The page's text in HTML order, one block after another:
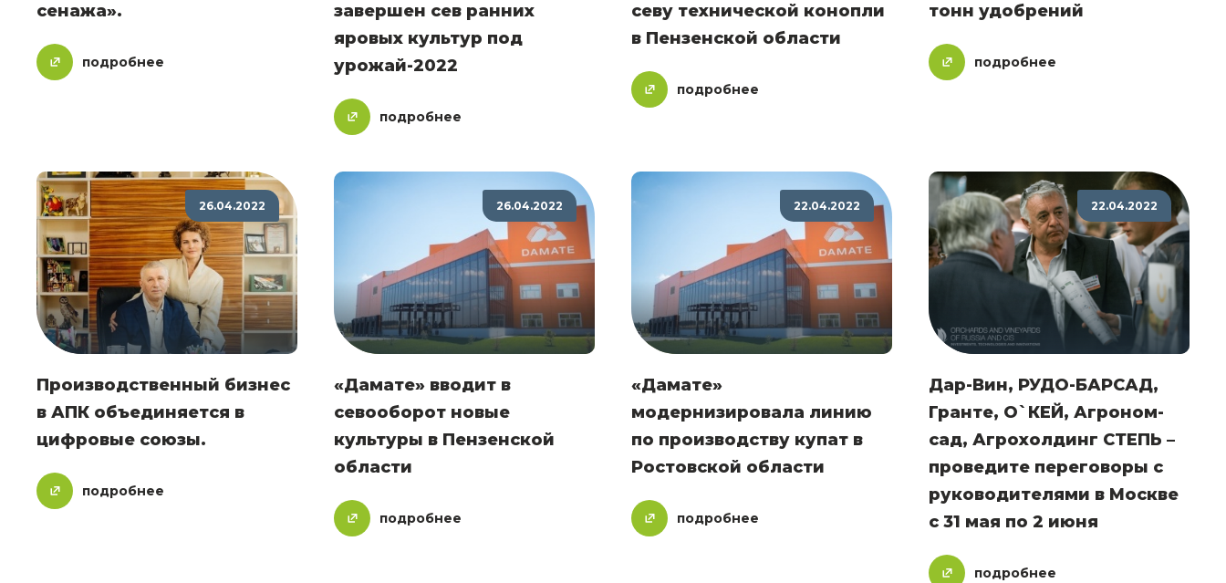
сенажа».
подробнее
завершен сев ранних
яровых культур под
урожай-2022
подробнее
севу технической конопли
в Пензенской области
подробнее
тонн удобрений
подробнее
26.04.2022
Производственный бизнес
в АПК объединяется в
цифровые союзы.
подробнее
26.04.2022
«Дамате» вводит в
севооборот новые
культуры в Пензенской
области
подробнее
22.04.2022
«Дамате»
модернизировала линию
по производству купат в
Ростовской области
подробнее
22.04.2022
Дар-Вин, РУДО-БАРСАД,
Гранте, О`КЕЙ, Агроном-
сад, Агрохолдинг СТЕПЬ –
проведите переговоры с
руководителями в Москве
с 31 мая по 2 июня
подробнее